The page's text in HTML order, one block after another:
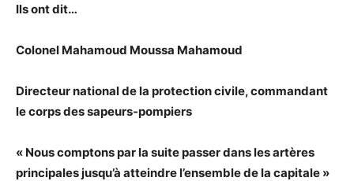
Ils ont dit…
Colonel Mahamoud Moussa Mahamoud
Directeur national de la protection civile, commandant
le corps des sapeurs-pompiers
« Nous comptons par la suite passer dans les artères
principales jusqu’à atteindre l’ensemble de la capitale »